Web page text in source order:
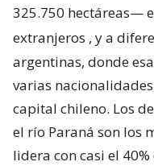
325.750 hectáreas—
extranjeros , y a
argentinas, donde
varias
capital chileno. Los
el río Paraná son los
lidera con casi el